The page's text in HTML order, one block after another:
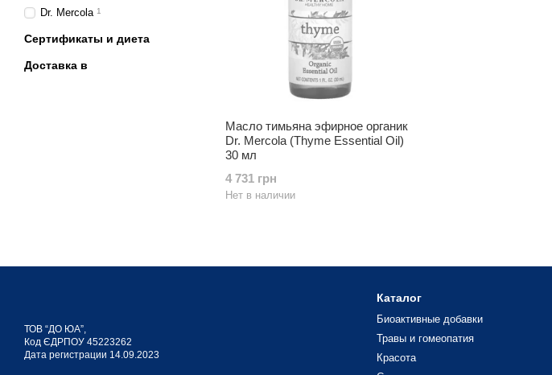
Масло тимьяна эфирное органик
Dr. Mercola (Thyme Essential Oil)
30 мл
4 731 грн
Нет в наличии
Dr. Mercola 1
Сертификаты и диета
Доставка в
ТОВ “ДО ЮА”,
Код ЄДРПОУ 45223262
Дата регистрации 14.09.2023
Каталог
Биоактивные добавки
Травы и гомеопатия
Красота